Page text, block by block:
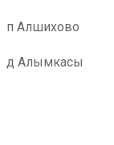
п Алшихово
д Алымкасы